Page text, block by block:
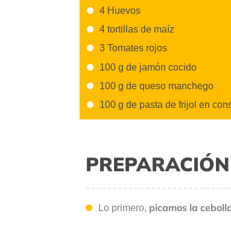
4 Huevos
4 tortillas de maíz
3 Tomates rojos
100 g de jamón cocido
100 g de queso manchego
100 g de pasta de frijol en
Lo primero, picamos la